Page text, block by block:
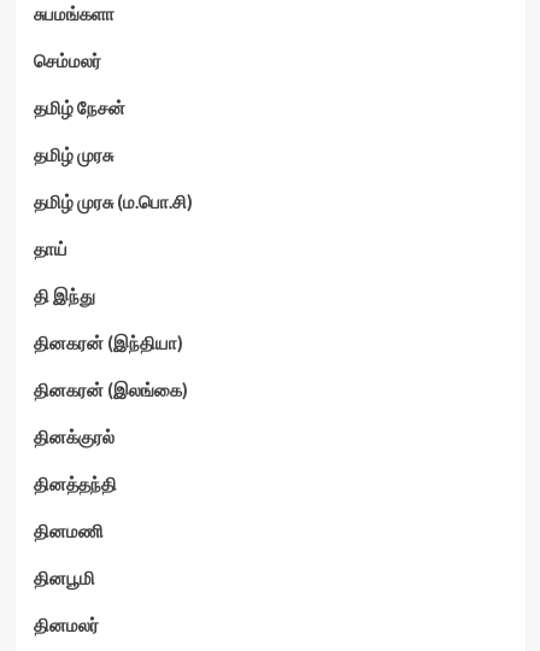
சுபமங்களா
செம்மலர்
தமிழ் நேசன்
தமிழ் முரசு
தமிழ் முரசு (ம.பொ.சி)
தாய்
தி இந்து
தினகரன் (இந்தியா)
தினகரன் (இலங்கை)
தினக்குரல்
தினத்தந்தி
தினமணி
தினபூமி
தினமலர்